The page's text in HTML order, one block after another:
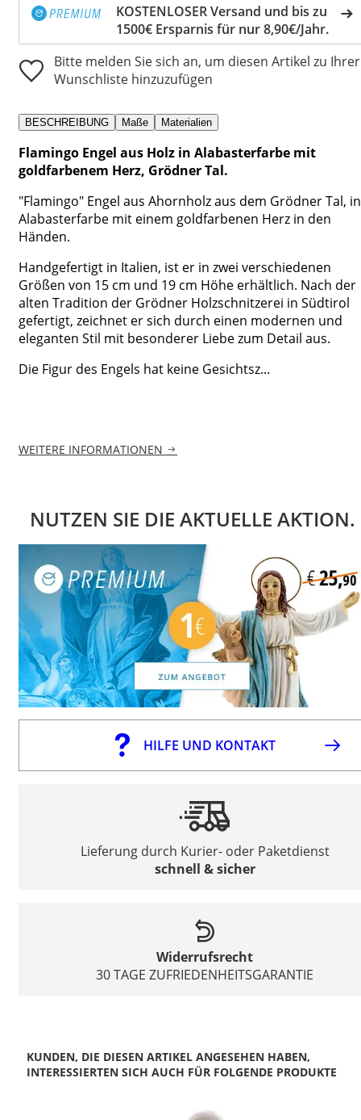
KOSTENLOSER Versand und bis zu
1500€ Ersparnis für nur 8,90€/Jahr.
Bitte melden Sie sich an, um diesen Artikel zu Ihrer
Wunschliste hinzuzufügen
BESCHREIBUNG Maße Materialien
Flamingo Engel aus Holz in Alabasterfarbe mit
goldfarbenem Herz, Grödner Tal.
"Flamingo" Engel aus Ahornholz aus dem Grödner Tal, in
Alabasterfarbe mit einem goldfarbenen Herz in den
Händen.
Handgefertigt in Italien, ist er in zwei verschiedenen
Größen von 15 cm und 19 cm Höhe erhältlich. Nach der
alten Tradition der Grödner Holzschnitzerei in Südtirol
gefertigt, zeichnet er sich durch einen modernen und
eleganten Stil mit besonderer Liebe zum Detail aus.
Die Figur des Engels hat keine Gesichtsz...
WEITERE INFORMATIONEN
NUTZEN SIE DIE AKTUELLE AKTION.
HILFE UND KONTAKT
Lieferung durch Kurier- oder Paketdienst
schnell & sicher
Widerrufsrecht
30 TAGE ZUFRIEDENHEITSGARANTIE
KUNDEN, DIE DIESEN ARTIKEL ANGESEHEN HABEN,
INTERESSIERTEN SICH AUCH FÜR FOLGENDE PRODUKTE